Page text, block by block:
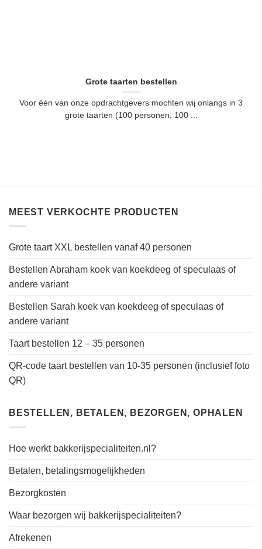
Grote taarten bestellen
Voor één van onze opdrachtgevers mochten wij onlangs in 3
grote taarten (100 personen, 100 ...
MEEST VERKOCHTE PRODUCTEN
Grote taart XXL bestellen vanaf 40 personen
Bestellen Abraham koek van koekdeeg of speculaas of
andere variant
Bestellen Sarah koek van koekdeeg of speculaas of
andere variant
Taart bestellen 12 – 35 personen
QR-code taart bestellen van 10-35 personen (inclusief foto
QR)
BESTELLEN, BETALEN, BEZORGEN, OPHALEN
Hoe werkt bakkerijspecialiteiten.nl?
Betalen, betalingsmogelijkheden
Bezorgkosten
Waar bezorgen wij bakkerijspecialiteiten?
Afrekenen